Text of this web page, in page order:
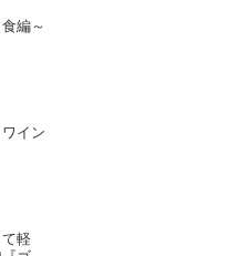
編～
イン
て軽